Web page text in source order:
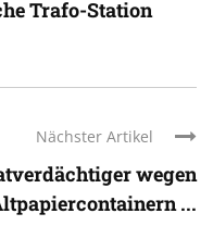
Trafo-Station
Nächster Artikel
wegen
...